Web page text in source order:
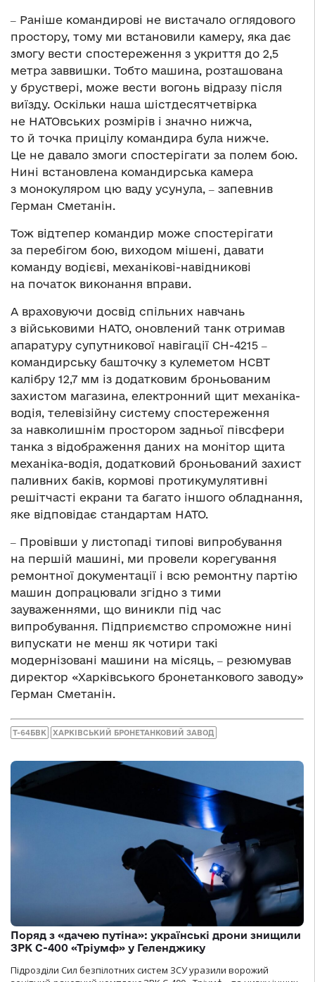
‒ Раніше командирові не вистачало оглядового
простору, тому ми встановили камеру, яка дає
змогу вести спостереження з укриття до 2,5
метра заввишки. Тобто машина, розташована
у бруствері, може вести вогонь відразу після
виїзду. Оскільки наша шістдесятчетвірка
не НАТОвських розмірів і значно нижча,
то й точка прицілу командира була нижче.
Це не давало змоги спостерігати за полем бою.
Нині встановлена командирська камера
з монокуляром цю ваду усунула, ‒ запевнив
Герман Сметанін.
Тож відтепер командир може спостерігати
за перебігом бою, виходом мішені, давати
команду водієві, механікові-навідникові
на початок виконання вправи.
А враховуючи досвід спільних навчань
з військовими НАТО, оновлений танк отримав
апаратуру супутникової навігації CH-4215 ‒
командирську башточку з кулеметом НСВТ
калібру 12,7 мм із додатковим броньованим
захистом магазина, електронний щит механіка-
водія, телевізійну систему спостереження
за навколишнім простором задньої півсфери
танка з відображення даних на монітор щита
механіка-водія, додатковий броньований захист
паливних баків, кормові протикумулятивні
решітчасті екрани та багато іншого обладнання,
яке відповідає стандартам НАТО.
‒ Провівши у листопаді типові випробування
на першій машині, ми провели корегування
ремонтної документації і всю ремонтну партію
машин допрацювали згідно з тими
зауваженнями, що виникли під час
випробування. Підприємство спроможне нині
випускати не менш як чотири такі
модернізовані машини на місяць, ‒ резюмував
директор «Харківського бронетанкового заводу»
Герман Сметанін.
Т-64БВК ХАРКІВСЬКИЙ БРОНЕТАНКОВИЙ ЗАВОД
Поряд з «дачею путіна»: українські дрони знищили
ЗРК С-400 «Тріумф» у Геленджику
Підрозділи Сил безпілотних систем ЗСУ уразили ворожий